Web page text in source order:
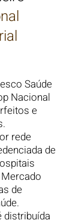
Saúde
Nacional
e
rede
de
de
distribuída